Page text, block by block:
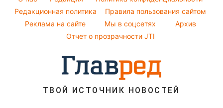
Кейт Миддлтон
Новости Запорожья
Новости Днепра
Погода на завтра
Пылевая буря
Редакционная политика
Правила пользования сайтом
Реклама на сайте
Мы в соцсетях
Архив
Отчет о прозрачности JTI
ТВОЙ ИСТОЧНИК НОВОСТЕЙ